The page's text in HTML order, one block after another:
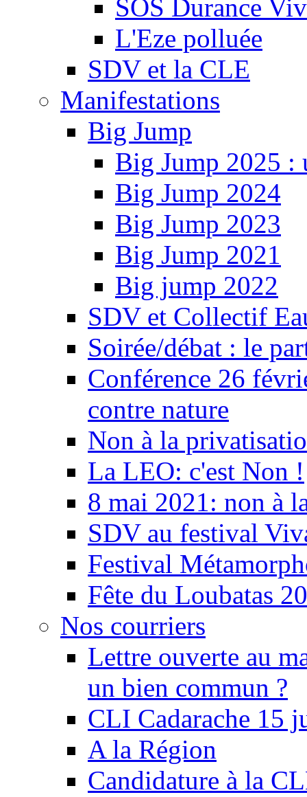
SOS Durance
L'Eze polluée
SDV et la CLE
Manifestations
Big Jump
Big Jump 2025 :
Big Jump 2024
Big Jump 2023
Big Jump 2021
Big jump 2022
SDV et Collectif
Soirée/débat : le
Conférence 26
contre nature
Non à la
La LEO: c'est Non !
8 mai 2021: non à
SDV au festival
Festival
Fête du Loubatas
Nos courriers
Lettre ouverte au
un bien commun ?
CLI Cadarache 15
A la Région
Candidature à la